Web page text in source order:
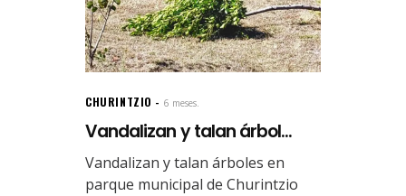
CHURINTZIO 6 meses.
Vandalizan y talan árbol...
Vandalizan y talan árboles en
parque municipal de Churintzio